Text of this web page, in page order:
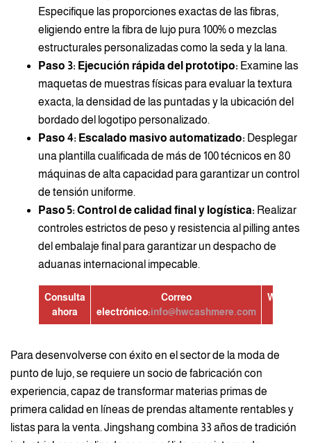
Especifique las proporciones exactas de las fibras,
eligiendo entre la fibra de lujo pura 100% o mezclas
estructurales personalizadas como la seda y la lana.
Paso 3: Ejecución rápida del prototipo: Examine las
maquetas de muestras físicas para evaluar la textura
exacta, la densidad de las puntadas y la ubicación del
bordado del logotipo personalizado.
Paso 4: Escalado masivo automatizado: Desplegar
una plantilla cualificada de más de 100 técnicos en 80
máquinas de alta capacidad para garantizar un control
de tensión uniforme.
Paso 5: Control de calidad final y logística: Realizar
controles estrictos de peso y resistencia al pilling antes
del embalaje final para garantizar un despacho de
aduanas internacional impecable.
Consulta
ahora
Correo
electrónico:info@hwcashmere.com
Para desenvolverse con éxito en el sector de la moda de
punto de lujo, se requiere un socio de fabricación con
experiencia, capaz de transformar materias primas de
primera calidad en líneas de prendas altamente rentables y
listas para la venta. Jingshang combina 33 años de tradición